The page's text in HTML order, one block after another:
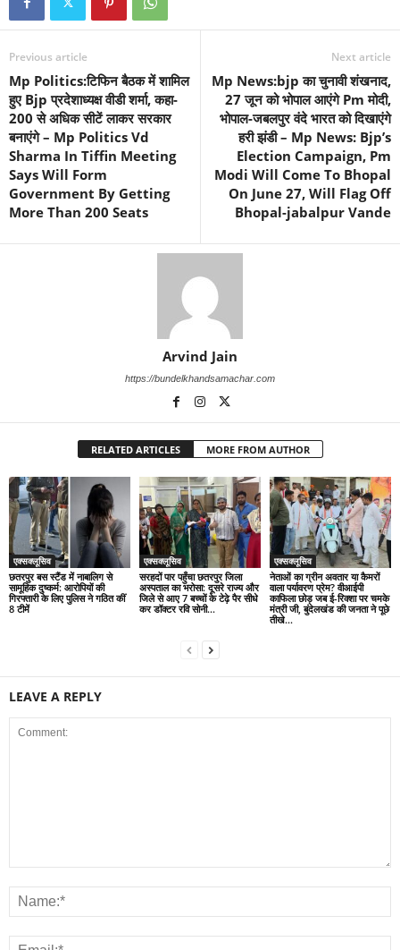
Previous article
Mp Politics:टिफिन बैठक में शामिल
हुए Bjp प्रदेशाध्यक्ष वीडी शर्मा, कहा-
200 से अधिक सीटें लाकर सरकार
बनाएंगे – Mp Politics Vd
Sharma In Tiffin Meeting
Says Will Form
Government By Getting
More Than 200 Seats
Next article
Mp News:bjp का चुनावी शंखनाद,
27 जून को भोपाल आएंगे Pm मोदी,
भोपाल-जबलपुर वंदे भारत को दिखाएंगे
हरी झंडी – Mp News: Bjp’s
Election Campaign, Pm
Modi Will Come To Bhopal
On June 27, Will Flag Off
Bhopal-jabalpur Vande
Arvind Jain
https://bundelkhandsamachar.com
RELATED ARTICLES MORE FROM AUTHOR
एक्सक्लूसिव
छतरपुर बस स्टैंड में नाबालिग से
सामूहिक दुष्कर्म: आरोपियों की
गिरफ्तारी के लिए पुलिस ने गठित कीं
8 टीमें
एक्सक्लूसिव
सरहदों पार पहुँचा छतरपुर जिला
अस्पताल का भरोसा: दूसरे राज्य और
जिले से आए 7 बच्चों के टेढ़े पैर सीधे
कर डॉक्टर रवि सोनी...
एक्सक्लूसिव
नेताओं का ग्रीन अवतार या कैमरों
वाला पर्यावरण प्रेम? वीआईपी
काफिला छोड़ जब ई-रिक्शा पर चमके
मंत्री जी, बुंदेलखंड की जनता ने पूछे
तीखे...
LEAVE A REPLY